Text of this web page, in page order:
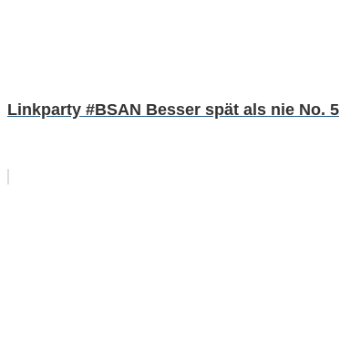
Linkparty #BSAN Besser spät als nie No. 5